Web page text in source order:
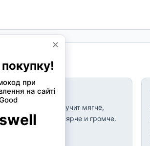
Тембр
Классическая звучит мягче,
акустическая — ярче и громче.